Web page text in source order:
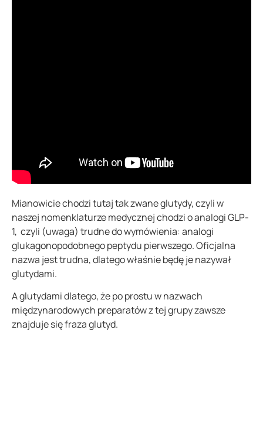
Mianowicie chodzi tutaj tak zwane glutydy, czyli w
naszej nomenklaturze medycznej chodzi o analogi GLP-
1, czyli (uwaga) trudne do wymówienia: analogi
glukagonopodobnego peptydu pierwszego. Oficjalna
nazwa jest trudna, dlatego właśnie będę je nazywał
glutydami.
A glutydami dlatego, że po prostu w nazwach
międzynarodowych preparatów z tej grupy zawsze
znajduje się fraza glutyd.